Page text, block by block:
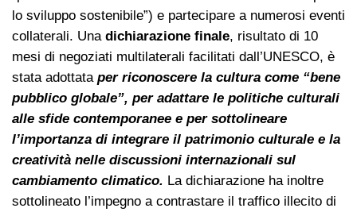
lo sviluppo sostenibile”) e partecipare a numerosi eventi
collaterali. Una dichiarazione finale, risultato di 10
mesi di negoziati multilaterali facilitati dall’UNESCO, è
stata adottata per riconoscere la cultura come “bene
pubblico globale”, per adattare le politiche culturali
alle sfide contemporanee e per sottolineare
l’importanza di integrare il patrimonio culturale e la
creatività nelle discussioni internazionali sul
cambiamento climatico. La dichiarazione ha inoltre
sottolineato l’impegno a contrastare il traffico illecito di